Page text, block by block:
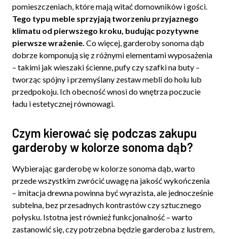
pomieszczeniach, które mają witać domowników i gości.
Tego typu meble sprzyjają tworzeniu przyjaznego
klimatu od pierwszego kroku, budując pozytywne
pierwsze wrażenie. Co więcej, garderoby sonoma dąb
dobrze komponują się z różnymi elementami wyposażenia
– takimi jak wieszaki ścienne, pufy czy szafki na buty –
tworząc spójny i przemyślany zestaw mebli do holu lub
przedpokoju. Ich obecność wnosi do wnętrza poczucie
ładu i estetycznej równowagi.
Czym kierować się podczas zakupu
garderoby w kolorze sonoma dąb?
Wybierając garderobę w kolorze sonoma dąb, warto
przede wszystkim zwrócić uwagę na jakość wykończenia
– imitacja drewna powinna być wyrazista, ale jednocześnie
subtelna, bez przesadnych kontrastów czy sztucznego
połysku. Istotna jest również funkcjonalność – warto
zastanowić się, czy potrzebna będzie garderoba z lustrem,